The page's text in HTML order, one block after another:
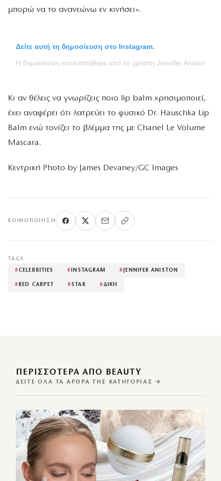
μπορώ να το ανανεώνω εν κινήσει».
Δείτε αυτή τη δημοσίευση στο Instagram.
Η δημοσίευση κοινοποιήθηκε από το χρήστη Jennifer Aniston
Κι αν θέλεις να γνωρίζεις ποιο lip balm χρησιμοποιεί,
έχει αναφέρει ότι λατρεύει το φυσικό Dr. Hauschka Lip
Balm ενώ τονίζει το βλέμμα της με Chanel Le Volume
Mascara.
Κεντρική Photo by James Devaney/GC Images
ΚΟΙΝΟΠΟΊΗΣΗ
TAGS
#CELEBRITIES #INSTAGRAM # JENNIFER ANISTON
#RED CARPET #STAR #ΔΙΚΗ
ΠΕΡΙΣΣΌΤΕΡΑ ΑΠΌ BEAUTY
ΔΕΊΤΕ ΌΛΑ ΤΑ ΆΡΘΡΑ ΤΗΣ ΚΑΤΗΓΟΡΊΑΣ →